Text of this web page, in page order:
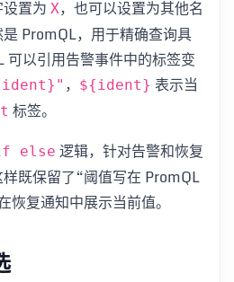
置为 X，也可以设置为其他名
PromQL，用于精确查询具
以引用告警事件中的标签变
， ${ident} 表示当
标签。
else 逻辑，针对告警和恢复
既保留了“阈值写在 PromQL
复通知中展示当前值。